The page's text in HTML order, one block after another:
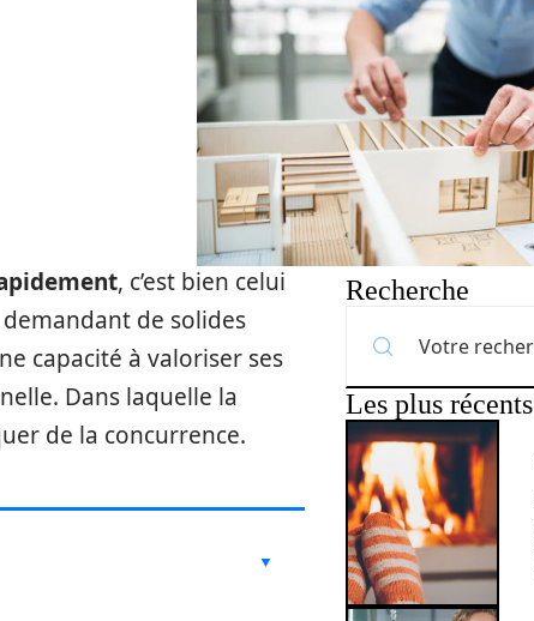
, c’est bien celui
de solides
capacité à valoriser ses
Dans laquelle la
de la concurrence.
Recherche
Les plus récents